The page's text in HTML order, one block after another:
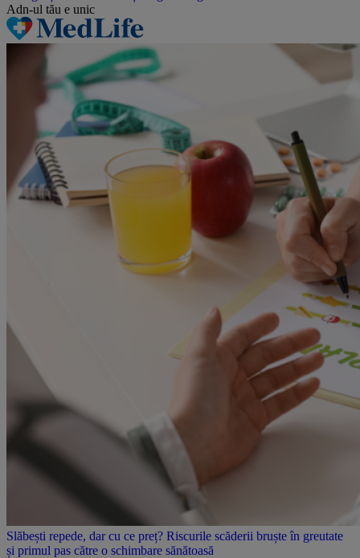
Adn-ul tău e unic
Slăbești repede, dar cu ce preț? Riscurile scăderii bruște în greutate
și primul pas către o schimbare sănătoasă